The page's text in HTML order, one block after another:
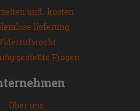
und -kosten
lieferung
gestellte Fragen
Über uns